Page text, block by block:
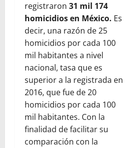
registraron 31 mil 174
homicidios en México. Es
decir, una razón de 25
homicidios por cada 100
mil habitantes a nivel
nacional, tasa que es
superior a la registrada en
2016, que fue de 20
homicidios por cada 100
mil habitantes. Con la
finalidad de facilitar su
comparación con la